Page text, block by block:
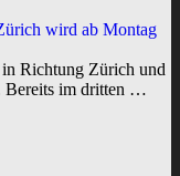
Richtung Zürich und
Bereits im dritten …